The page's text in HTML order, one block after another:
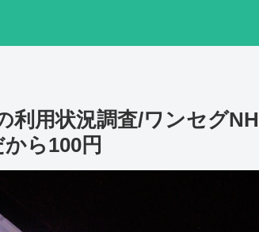
利用状況調査/ワンセグ
ら100円